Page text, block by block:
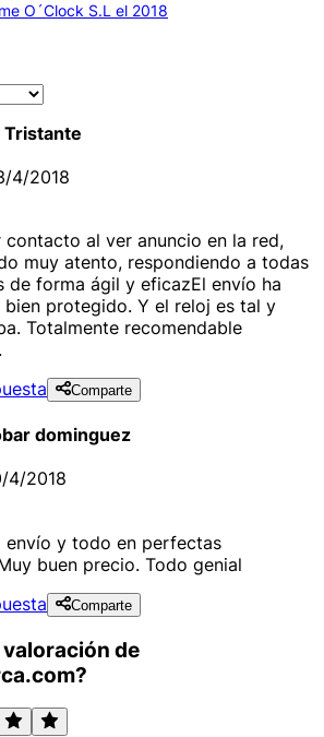
O´Clock S.L el 2018
Tristante
4/2018
contacto al ver anuncio en la red,
muy atento, respondiendo a todas
de forma ágil y eficazEl envío ha
bien protegido. Y el reloj es tal y
Totalmente recomendable
Comparte
dominguez
4/2018
envío y todo en perfectas
buen precio. Todo genial
Comparte
valoración de